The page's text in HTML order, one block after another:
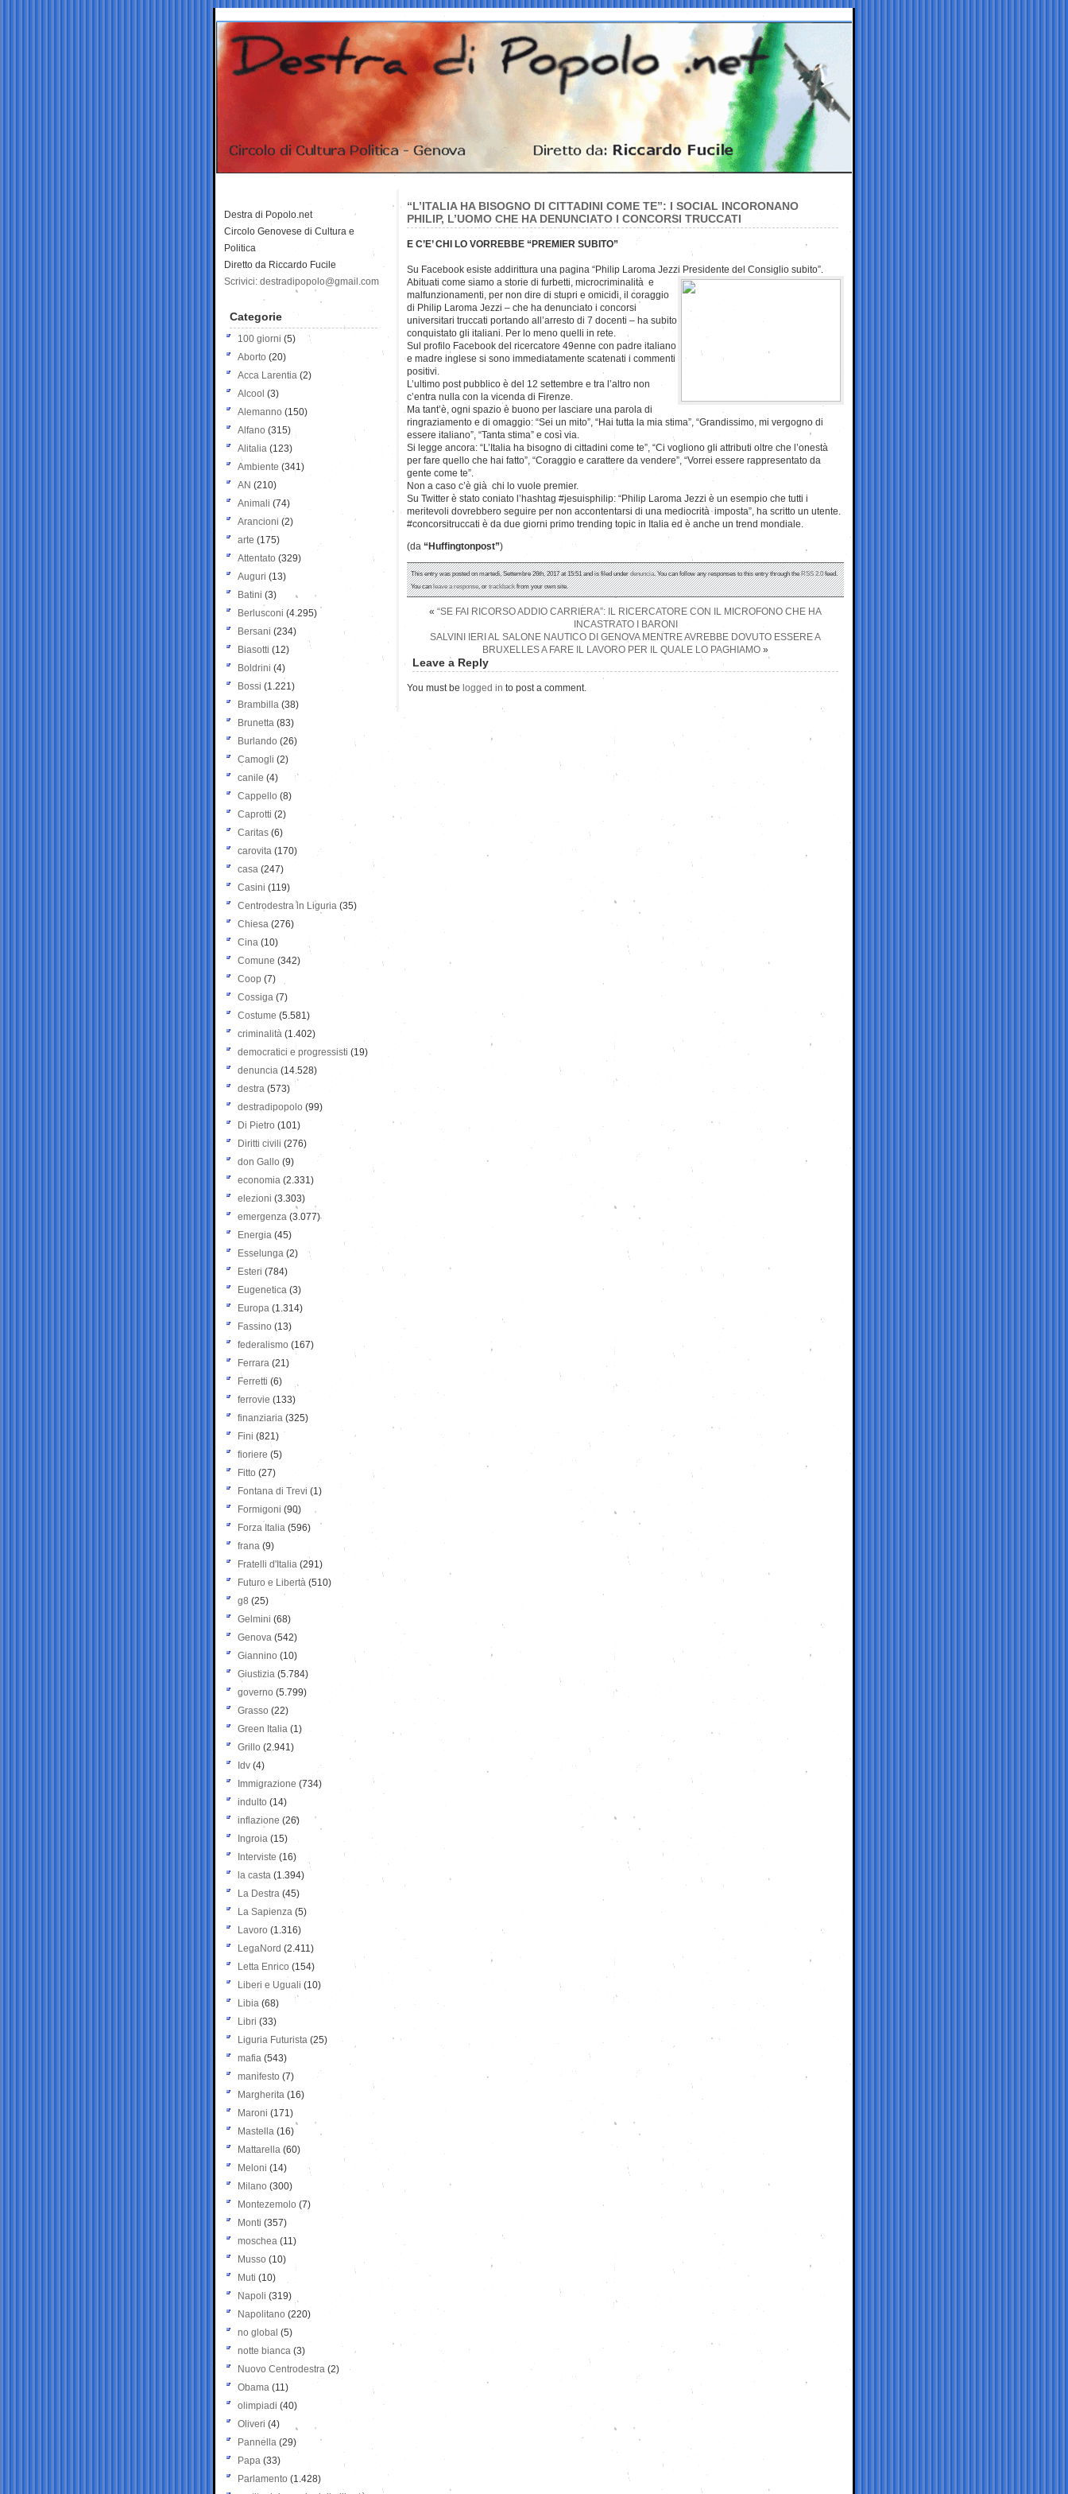
“L’ITALIA HA BISOGNO DI CITTADINI COME TE”: I SOCIAL INCORONANO
PHILIP, L’UOMO CHE HA DENUNCIATO I CONCORSI TRUCCATI
E C’E’ CHI LO VORREBBE “PREMIER SUBITO”
Su Facebook esiste addirittura una pagina “Philip Laroma Jezzi Presidente del Consiglio subito”.
Abituati come siamo a storie di furbetti, microcriminalità e
malfunzionamenti, per non dire di stupri e omicidi, il coraggio
di Philip Laroma Jezzi – che ha denunciato i concorsi
universitari truccati portando all’arresto di 7 docenti – ha subito
conquistato gli italiani. Per lo meno quelli in rete.
Sul profilo Facebook del ricercatore 49enne con padre italiano
e madre inglese si sono immediatamente scatenati i commenti
positivi.
L’ultimo post pubblico è del 12 settembre e tra l’altro non
c’entra nulla con la vicenda di Firenze.
Ma tant’è, ogni spazio è buono per lasciare una parola di
ringraziamento e di omaggio: “Sei un mito”, “Hai tutta la mia stima”, “Grandissimo, mi vergogno di
essere italiano”, “Tanta stima” e così via.
Si legge ancora: “L’Italia ha bisogno di cittadini come te”, “Ci vogliono gli attributi oltre che l’onestà
per fare quello che hai fatto”, “Coraggio e carattere da vendere”, “Vorrei essere rappresentato da
gente come te”.
Non a caso c’è già chi lo vuole premier.
Su Twitter è stato coniato l’hashtag #jesuisphilip: “Philip Laroma Jezzi è un esempio che tutti i
meritevoli dovrebbero seguire per non accontentarsi di una mediocrità imposta”, ha scritto un utente.
#concorsitruccati è da due giorni primo trending topic in Italia ed è anche un trend mondiale.
(da “Huffingtonpost”)
This entry was posted on martedì, Settembre 26th, 2017 at 15:51 and is filed underdenuncia. You can follow any responses to this entry through theRSS 2.0feed.
You canleave a response, ortrackbackfrom your own site.
« “SE FAI RICORSO ADDIO CARRIERA”: IL RICERCATORE CON IL MICROFONO CHE HA
INCASTRATO I BARONI
SALVINI IERI AL SALONE NAUTICO DI GENOVA MENTRE AVREBBE DOVUTO ESSERE A
BRUXELLES A FARE IL LAVORO PER IL QUALE LO PAGHIAMO »
Leave a Reply
You must be logged in to post a comment.
Destra di Popolo.net
Circolo Genovese di Cultura e
Politica
Diretto da Riccardo Fucile
Scrivici: destradipopolo@gmail.com
Categorie
100 giorni (5)
Aborto (20)
Acca Larentia (2)
Alcool (3)
Alemanno (150)
Alfano (315)
Alitalia (123)
Ambiente (341)
AN (210)
Animali (74)
Arancioni (2)
arte (175)
Attentato (329)
Auguri (13)
Batini (3)
Berlusconi (4.295)
Bersani (234)
Biasotti (12)
Boldrini (4)
Bossi (1.221)
Brambilla (38)
Brunetta (83)
Burlando (26)
Camogli (2)
canile (4)
Cappello (8)
Caprotti (2)
Caritas (6)
carovita (170)
casa (247)
Casini (119)
Centrodestra in Liguria (35)
Chiesa (276)
Cina (10)
Comune (342)
Coop (7)
Cossiga (7)
Costume (5.581)
criminalità (1.402)
democratici e progressisti (19)
denuncia (14.528)
destra (573)
destradipopolo (99)
Di Pietro (101)
Diritti civili (276)
don Gallo (9)
economia (2.331)
elezioni (3.303)
emergenza (3.077)
Energia (45)
Esselunga (2)
Esteri (784)
Eugenetica (3)
Europa (1.314)
Fassino (13)
federalismo (167)
Ferrara (21)
Ferretti (6)
ferrovie (133)
finanziaria (325)
Fini (821)
fioriere (5)
Fitto (27)
Fontana di Trevi (1)
Formigoni (90)
Forza Italia (596)
frana (9)
Fratelli d'Italia (291)
Futuro e Libertà (510)
g8 (25)
Gelmini (68)
Genova (542)
Giannino (10)
Giustizia (5.784)
governo (5.799)
Grasso (22)
Green Italia (1)
Grillo (2.941)
Idv (4)
Immigrazione (734)
indulto (14)
inflazione (26)
Ingroia (15)
Interviste (16)
la casta (1.394)
La Destra (45)
La Sapienza (5)
Lavoro (1.316)
LegaNord (2.411)
Letta Enrico (154)
Liberi e Uguali (10)
Libia (68)
Libri (33)
Liguria Futurista (25)
mafia (543)
manifesto (7)
Margherita (16)
Maroni (171)
Mastella (16)
Mattarella (60)
Meloni (14)
Milano (300)
Montezemolo (7)
Monti (357)
moschea (11)
Musso (10)
Muti (10)
Napoli (319)
Napolitano (220)
no global (5)
notte bianca (3)
Nuovo Centrodestra (2)
Obama (11)
olimpiadi (40)
Oliveri (4)
Pannella (29)
Papa (33)
Parlamento (1.428)